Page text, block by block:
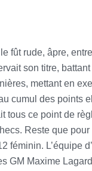
fût rude, âpre,
son titre,
mettant en
cumul des
tous ce point de
Reste que
féminin.
GM Maxime